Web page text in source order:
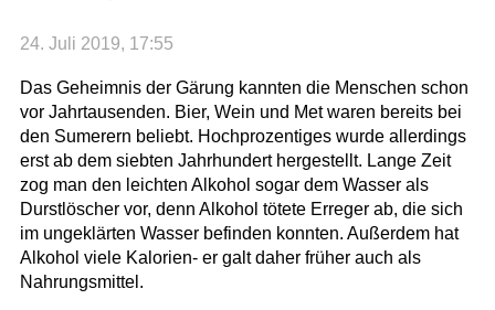
24. Juli 2019, 17:55
Das Geheimnis der Gärung kannten die Menschen schon
vor Jahrtausenden. Bier, Wein und Met waren bereits bei
den Sumerern beliebt. Hochprozentiges wurde allerdings
erst ab dem siebten Jahrhundert hergestellt. Lange Zeit
zog man den leichten Alkohol sogar dem Wasser als
Durstlöscher vor, denn Alkohol tötete Erreger ab, die sich
im ungeklärten Wasser befinden konnten. Außerdem hat
Alkohol viele Kalorien- er galt daher früher auch als
Nahrungsmittel.